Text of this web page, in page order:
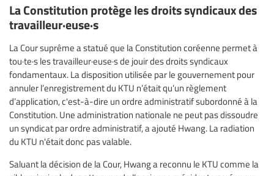
La Constitution protège les droits syndicaux des
travailleur·euse·s
La Cour suprême a statué que la Constitution coréenne permet à
tou·te·s les travailleur·euse·s de jouir des droits syndicaux
fondamentaux. La disposition utilisée par le gouvernement pour
annuler l’enregistrement du KTU n’était qu’un règlement
d’application, c'est-à-dire un ordre administratif subordonné à la
Constitution. Une administration nationale ne peut pas dissoudre
un syndicat par ordre administratif, a ajouté Hwang. La radiation
du KTU n'était donc pas valable.
Saluant la décision de la Cour, Hwang a reconnu le KTU comme la